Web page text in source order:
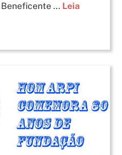
Beneficente ... Leia